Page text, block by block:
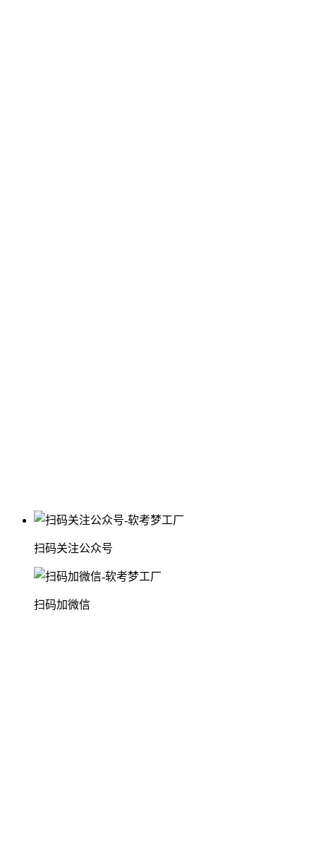
扫码关注公众号
扫码加微信